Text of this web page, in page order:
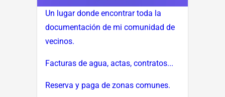
Un lugar donde encontrar toda la
documentación de mi comunidad de
vecinos.
Facturas de agua, actas, contratos...
Reserva y paga de zonas comunes.